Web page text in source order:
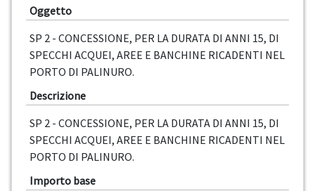
Oggetto
SP 2 - CONCESSIONE, PER LA DURATA DI ANNI 15, DI
SPECCHI ACQUEI, AREE E BANCHINE RICADENTI NEL
PORTO DI PALINURO.
Descrizione
SP 2 - CONCESSIONE, PER LA DURATA DI ANNI 15, DI
SPECCHI ACQUEI, AREE E BANCHINE RICADENTI NEL
PORTO DI PALINURO.
Importo base